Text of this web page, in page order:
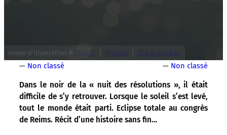
Image d’illustration © 704417 Pixabay CC0 or Pixabay
— Non classé — Non classé
Dans le noir de la « nuit des résolutions », il était
difficile de s’y retrouver. Lorsque le soleil s’est levé,
tout le monde était parti. Eclipse totale au congrès
de Reims. Récit d’une histoire sans fin…